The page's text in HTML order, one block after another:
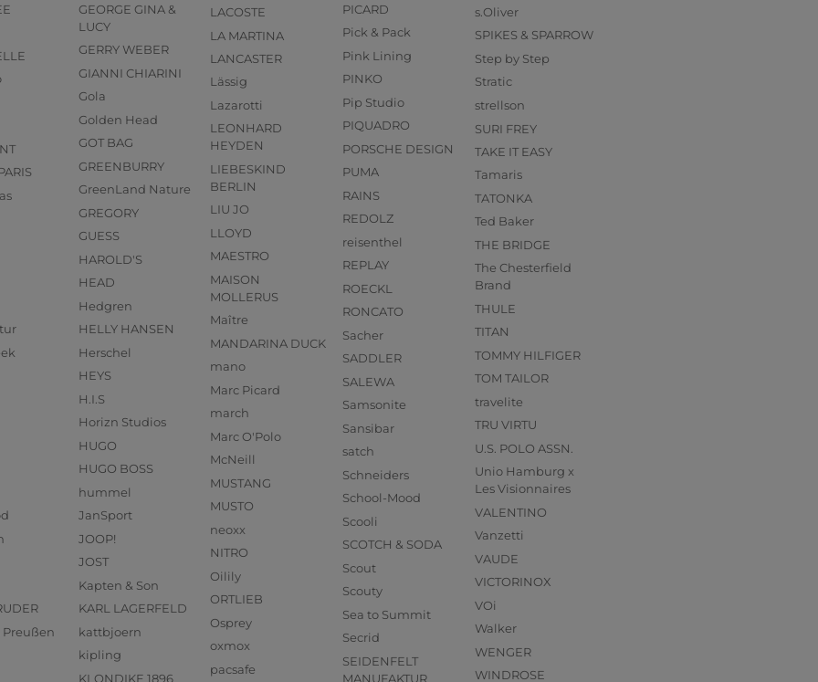
Preußen
GEORGE GINA &
LUCY
GERRY WEBER
GIANNI CHIARINI
Gola
Golden Head
GOT BAG
GREENBURRY
GreenLand Nature
GREGORY
GUESS
HAROLD'S
HEAD
Hedgren
HELLY HANSEN
Herschel
HEYS
H.I.S
Horizn Studios
HUGO
HUGO BOSS
hummel
JanSport
JOOP!
JOST
Kapten & Son
KARL LAGERFELD
kattbjoern
kipling
KLONDIKE 1896
LACOSTE
LA MARTINA
LANCASTER
Lässig
Lazarotti
LEONHARD
HEYDEN
LIEBESKIND
BERLIN
LIU JO
LLOYD
MAESTRO
MAISON
MOLLERUS
Maître
MANDARINA DUCK
mano
Marc Picard
march
Marc O'Polo
McNeill
MUSTANG
MUSTO
neoxx
NITRO
Oilily
ORTLIEB
Osprey
oxmox
pacsafe
PICARD
Pick & Pack
Pink Lining
PINKO
Pip Studio
PIQUADRO
PORSCHE DESIGN
PUMA
RAINS
REDOLZ
reisenthel
REPLAY
ROECKL
RONCATO
Sacher
SADDLER
SALEWA
Samsonite
Sansibar
satch
Schneiders
School-Mood
Scooli
SCOTCH & SODA
Scout
Scouty
Sea to Summit
Secrid
SEIDENFELT
MANUFAKTUR
s.Oliver
SPIKES & SPARROW
Step by Step
Stratic
strellson
SURI FREY
TAKE IT EASY
Tamaris
TATONKA
Ted Baker
THE BRIDGE
The Chesterfield
Brand
THULE
TITAN
TOMMY HILFIGER
TOM TAILOR
travelite
TRU VIRTU
U.S. POLO ASSN.
Unio Hamburg x
Les Visionnaires
VALENTINO
Vanzetti
VAUDE
VICTORINOX
VOi
Walker
WENGER
WINDROSE